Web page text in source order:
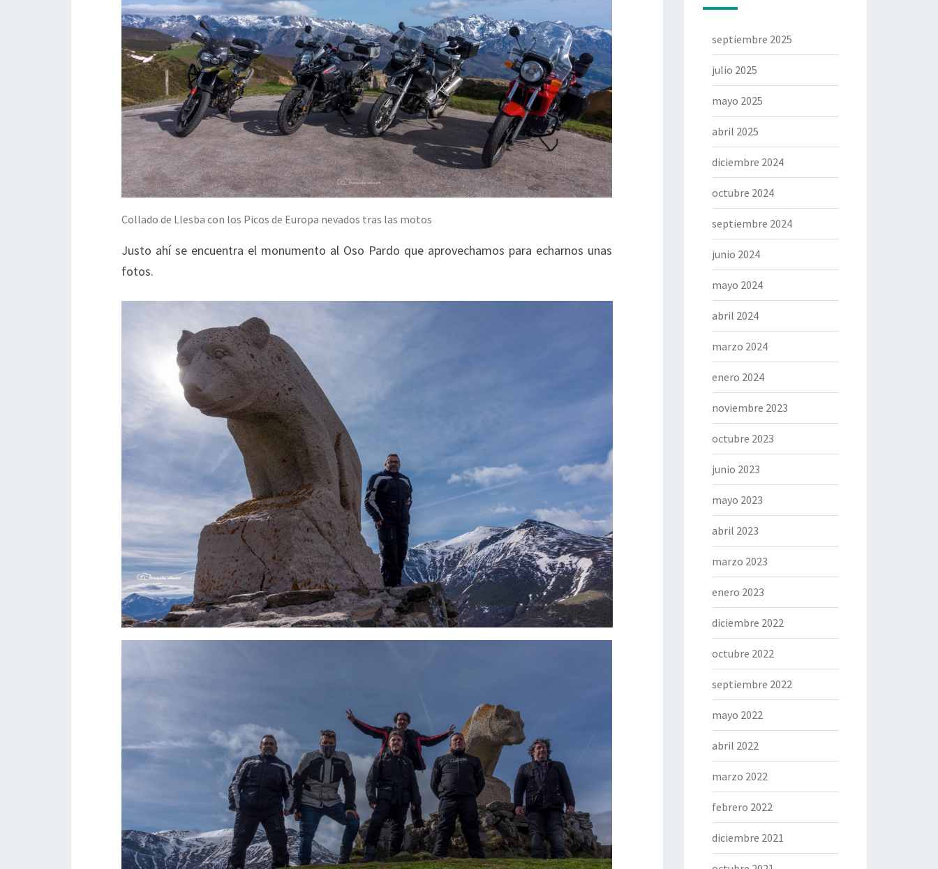
Collado de Llesba con los Picos de Europa nevados tras las motos
Justo ahí se encuentra el monumento al Oso Pardo que aprovechamos para echarnos unas
fotos.
septiembre 2025
julio 2025
mayo 2025
abril 2025
diciembre 2024
octubre 2024
septiembre 2024
junio 2024
mayo 2024
abril 2024
marzo 2024
enero 2024
noviembre 2023
octubre 2023
junio 2023
mayo 2023
abril 2023
marzo 2023
enero 2023
diciembre 2022
octubre 2022
septiembre 2022
mayo 2022
abril 2022
marzo 2022
febrero 2022
diciembre 2021